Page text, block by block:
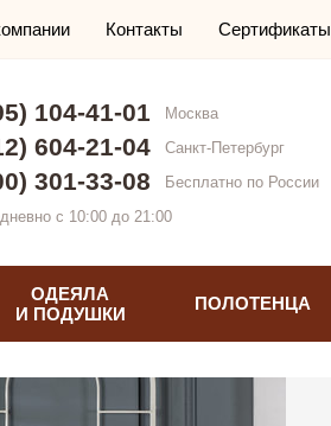
Контакты Сертификаты
104-41-01 Москва
604-21-04 Санкт-Петербург
301-33-08
Бесплатно по России
с 10:00 до 21:00
ОДЕЯЛА
И ПОДУШКИ
ПОЛОТЕНЦА